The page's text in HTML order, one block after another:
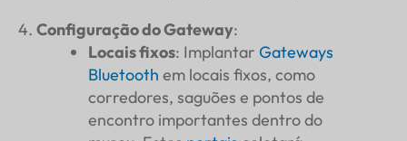
Configuração do Gateway:
Locais fixos: Implantar Gateways
Bluetooth em locais fixos, como
corredores, saguões e pontos de
encontro importantes dentro do